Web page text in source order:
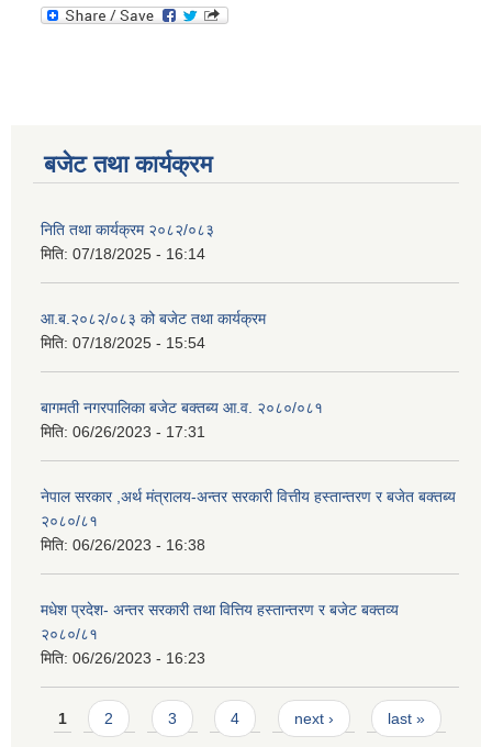
बजेट तथा कार्यक्रम
निति तथा कार्यक्रम २०८२/०८३
मिति: 07/18/2025 - 16:14
आ.ब.२०८२/०८३ को बजेट तथा कार्यक्रम
मिति: 07/18/2025 - 15:54
बागमती नगरपालिका बजेट बक्तब्य आ.व. २०८०/०८१
मिति: 06/26/2023 - 17:31
नेपाल सरकार ,अर्थ मंत्रालय-अन्तर सरकारी वित्तीय हस्तान्तरण र बजेत बक्तब्य
२०८०/८१
मिति: 06/26/2023 - 16:38
मधेश प्रदेश- अन्तर सरकारी तथा वित्तिय हस्तान्तरण र बजेट बक्तव्य
२०८०/८१
मिति: 06/26/2023 - 16:23
Pages
1 2 3 4 next › last »